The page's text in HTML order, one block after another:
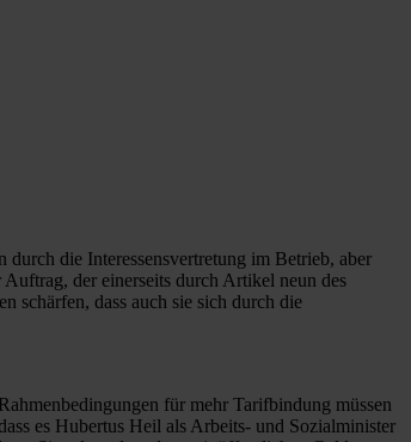
die Interessensvertretung im Betrieb, aber
der einerseits durch Artikel neun des
schärfen, dass auch sie sich durch die
für mehr Tarifbindung müssen
es Hubertus Heil als Arbeits- und Sozialminister